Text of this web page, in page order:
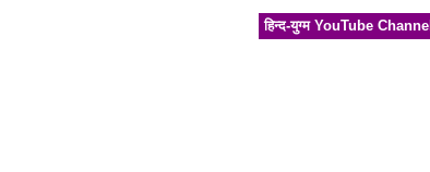
हिन्द-युग्म YouTube Channel